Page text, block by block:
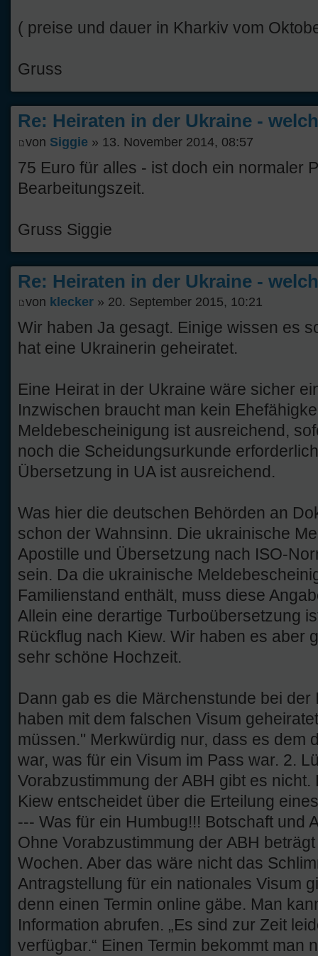
( preise und dauer in Kharkiv vom
Gruss
Re: Heiraten in der Ukraine -
von Siggie » 13. November 2014, 08:57
75 Euro für alles - ist doch ein normaler
Bearbeitungszeit.
Gruss Siggie
Re: Heiraten in der Ukraine -
von klecker » 20. September 2015, 10:21
Wir haben Ja gesagt. Einige wissen es
hat eine Ukrainerin geheiratet.
Eine Heirat in der Ukraine wäre sicher
Inzwischen braucht man kein
Meldebescheinigung ist ausreichend,
noch die Scheidungsurkunde
Übersetzung in UA ist ausreichend.
Was hier die deutschen Behörden an
schon der Wahnsinn. Die ukrainische
Apostille und Übersetzung nach ISO-
sein. Da die ukrainische
Familienstand enthält, muss diese
Allein eine derartige Turboübersetzung
Rückflug nach Kiew. Wir haben es aber
sehr schöne Hochzeit.
Dann gab es die Märchenstunde bei der
haben mit dem falschen Visum
müssen." Merkwürdig nur, dass es dem
war, was für ein Visum im Pass war. 2.
Vorabzustimmung der ABH gibt es
Kiew entscheidet über die Erteilung
--- Was für ein Humbug!!! Botschaft und
Ohne Vorabzustimmung der ABH
Wochen. Aber das wäre nicht das
Antragstellung für ein nationales Visum
denn einen Termin online gäbe. Man
Information abrufen. „Es sind zur Zeit
verfügbar.“ Einen Termin bekommt man